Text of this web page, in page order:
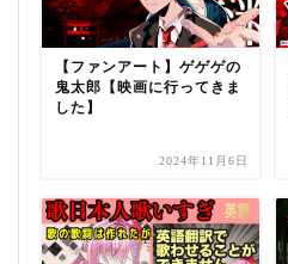
【ファンアート】ゲゲゲの
鬼太郎【映画に行ってきま
した】
2024年11月6日